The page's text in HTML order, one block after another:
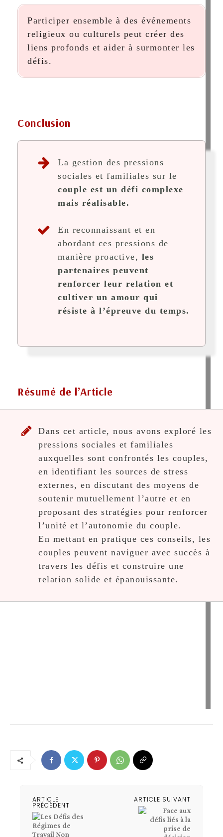
Participer ensemble à des événements
religieux ou culturels peut créer des
liens profonds et aider à surmonter les
défis.
Conclusion
La gestion des pressions
sociales et familiales sur le
couple est un défi complexe
mais réalisable.
En reconnaissant et en
abordant ces pressions de
manière proactive, les
partenaires peuvent
renforcer leur relation et
cultiver un amour qui
résiste à l’épreuve du temps.
Résumé de l’Article
Dans cet article, nous avons exploré les
pressions sociales et familiales
auxquelles sont confrontés les couples,
en identifiant les sources de stress
externes, en discutant des moyens de
soutenir mutuellement l’autre et en
proposant des stratégies pour renforcer
l’unité et l’autonomie du couple.
En mettant en pratique ces conseils, les
couples peuvent naviguer avec succès à
travers les défis et construire une
relation solide et épanouissante.
ARTICLE
PRÉCÉDENT
ARTICLE SUIVANT